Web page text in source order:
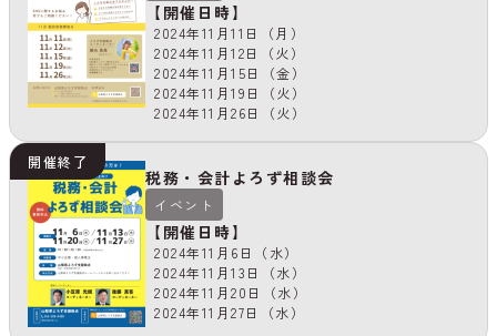
【開催日時】
2024年11月11日（月）
2024年11月12日（火）
2024年11月15日（金）
2024年11月19日（火）
2024年11月26日（火）
税務・会計よろず相談会
イベント
【開催日時】
2024年11月6日（水）
2024年11月13日（水）
2024年11月20日（水）
2024年11月27日（水）
開催終了